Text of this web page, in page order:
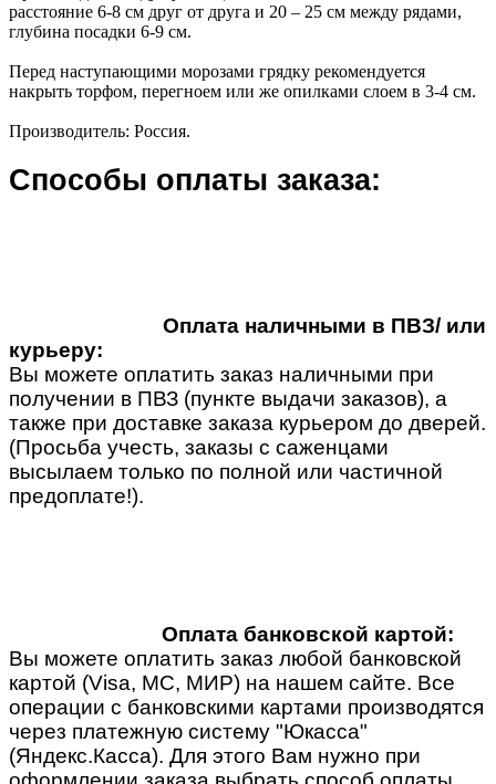
расстояние 6-8 см друг от друга и 20 – 25 см между рядами,
глубина посадки 6-9 см.
Перед наступающими морозами грядку рекомендуется
накрыть торфом, перегноем или же опилками слоем в 3-4 см.
Производитель: Россия.
Способы оплаты заказа:
Оплата наличными в ПВЗ/ или
курьеру:
Вы можете оплатить заказ наличными при
получении в ПВЗ (пункте выдачи заказов), а
также при доставке заказа курьером до дверей.
(Просьба учесть, заказы с саженцами
высылаем только по полной или частичной
предоплате!).
Оплата банковской картой:
Вы можете оплатить заказ любой банковской
картой (Visa, MC, МИР) на нашем сайте. Все
операции с банковскими картами производятся
через платежную систему "Юкасса"
(Яндекс.Касса). Для этого Вам нужно при